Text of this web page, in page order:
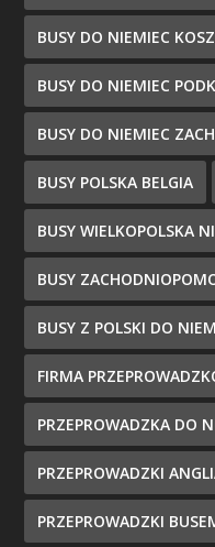
BUSY DO NIEMIEC
BUSY DO NIEMIEC
BUSY DO NIEMIEC
BUSY POLSKA BELGIA
BUSY WIELKOPOLSKA
BUSY
BUSY Z POLSKI DO
FIRMA
PRZEPROWADZKA DO
PRZEPROWADZKI
PRZEPROWADZKI